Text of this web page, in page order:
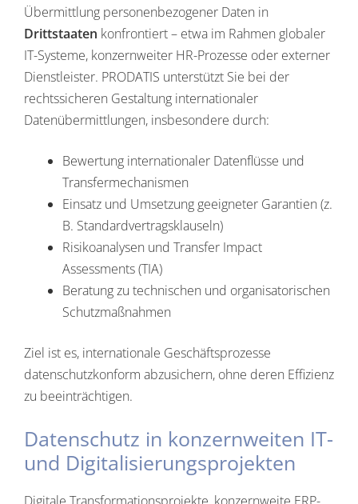
Übermittlung personenbezogener Daten in
Drittstaaten konfrontiert – etwa im Rahmen globaler
IT-Systeme, konzernweiter HR-Prozesse oder externer
Dienstleister. PRODATIS unterstützt Sie bei der
rechtssicheren Gestaltung internationaler
Datenübermittlungen, insbesondere durch:
Bewertung internationaler Datenflüsse und
Transfermechanismen
Einsatz und Umsetzung geeigneter Garantien (z.
B. Standardvertragsklauseln)
Risikoanalysen und Transfer Impact
Assessments (TIA)
Beratung zu technischen und organisatorischen
Schutzmaßnahmen
Ziel ist es, internationale Geschäftsprozesse
datenschutzkonform abzusichern, ohne deren Effizienz
zu beeinträchtigen.
Datenschutz in konzernweiten IT-
und Digitalisierungsprojekten